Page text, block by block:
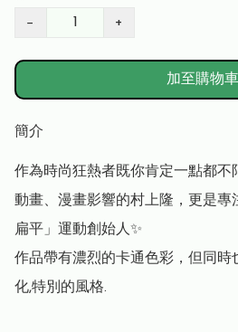
− +
加至購物車
簡介
作為時尚狂熱者既你肯定一點都不
動畫、漫畫影響的村上隆，更是專
扁平」運動創始人✨
作品帶有濃烈的卡通色彩，但同時
化,特別的風格.